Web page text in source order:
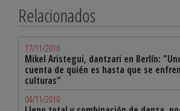
Relacionados
17/11/2010
Mikel Aristegui, dantzari en Berlín:
cuenta de quién es hasta que se
culturas"
04/11/2010